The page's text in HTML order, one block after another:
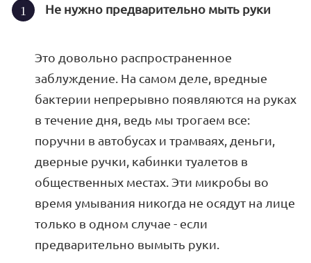
Не нужно предварительно мыть руки
Это довольно распространенное
заблуждение. На самом деле, вредные
бактерии непрерывно появляются на руках
в течение дня, ведь мы трогаем все:
поручни в автобусах и трамваях, деньги,
дверные ручки, кабинки туалетов в
общественных местах. Эти микробы во
время умывания никогда не осядут на лице
только в одном случае - если
предварительно вымыть руки.